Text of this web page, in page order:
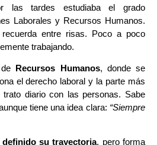
las tardes estudiaba el grado
Laborales y Recursos Humanos.
entre risas. Poco a poco
trabajando.
Recursos Humanos, donde se
el derecho laboral y la parte más
diario con las personas. Sabe
tiene una idea clara: “Siempre
su trayectoria, pero forma